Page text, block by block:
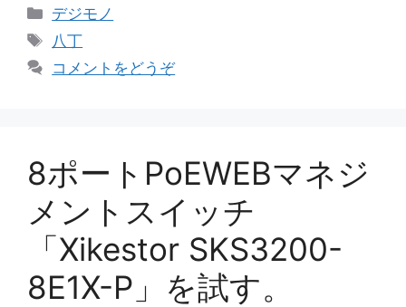
カ
テ
リ
デジモノ
タ
グ
八丁
コメントをどうぞ
8ポートPoEWEBマネジ
メントスイッチ
「Xikestor SKS3200-
8E1X-P」を試す。